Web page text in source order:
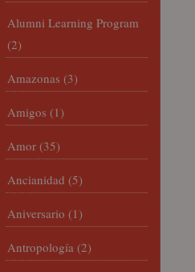
Alumni Learning Program
(2)
Amazonas (3)
Amigos (1)
Amor (35)
Ancianidad (5)
Aniversario (1)
Antropología (2)